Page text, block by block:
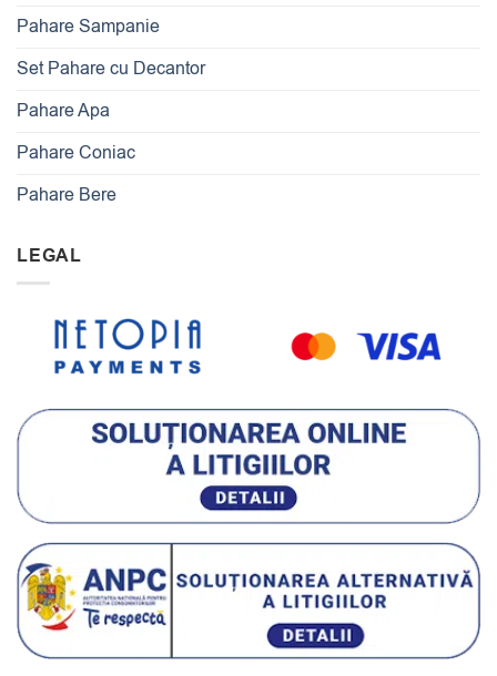
Pahare Sampanie
Set Pahare cu Decantor
Pahare Apa
Pahare Coniac
Pahare Bere
LEGAL